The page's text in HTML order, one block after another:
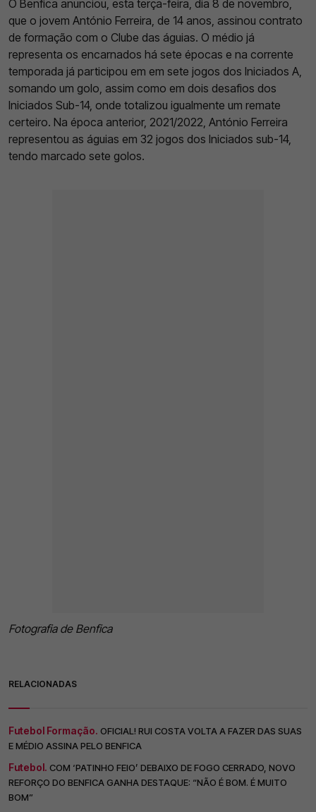
O Benfica anunciou, esta terça-feira, dia 8 de novembro,
que o jovem António Ferreira, de 14 anos, assinou contrato
de formação com o Clube das águias. O médio já
representa os encarnados há sete épocas e na corrente
temporada já participou em em sete jogos dos Iniciados A,
somando um golo, assim como em dois desafios dos
Iniciados Sub-14, onde totalizou igualmente um remate
certeiro. Na época anterior, 2021/2022, António Ferreira
representou as águias em 32 jogos dos Iniciados sub-14,
tendo marcado sete golos.
Fotografia de Benfica
RELACIONADAS
Futebol Formação. OFICIAL! RUI COSTA VOLTA A FAZER DAS SUAS
E MÉDIO ASSINA PELO BENFICA
Futebol. COM ‘PATINHO FEIO’ DEBAIXO DE FOGO CERRADO, NOVO
REFORÇO DO BENFICA GANHA DESTAQUE: “NÃO É BOM. É MUITO
BOM”